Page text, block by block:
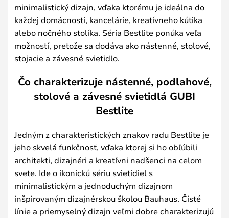
minimalistický dizajn, vďaka ktorému je ideálna do
každej domácnosti, kancelárie, kreatívneho kútika
alebo nočného stolíka. Séria Bestlite ponúka veľa
možností, pretože sa dodáva ako nástenné, stolové,
stojacie a závesné svietidlo.
Čo charakterizuje nástenné, podlahové,
stolové a závesné svietidlá GUBI
Bestlite
Jedným z charakteristických znakov radu Bestlite je
jeho skvelá funkčnosť, vďaka ktorej si ho obľúbili
architekti, dizajnéri a kreatívni nadšenci na celom
svete. Ide o ikonickú sériu svietidiel s
minimalistickým a jednoduchým dizajnom
inšpirovaným dizajnérskou školou Bauhaus. Čisté
línie a priemyselný dizajn veľmi dobre charakterizujú